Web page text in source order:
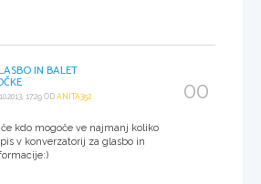
IN BALET
17:29 ODANITA352
kdo mogoče ve najmanj koliko
v konverzatorij za glasbo in
00